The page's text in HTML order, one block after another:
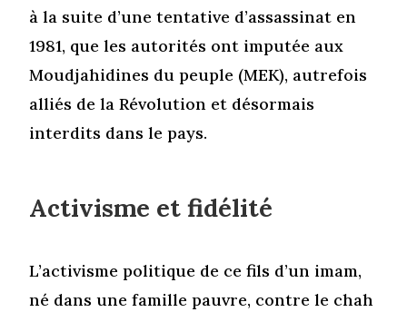
à la suite d’une tentative d’assassinat en
1981, que les autorités ont imputée aux
Moudjahidines du peuple (MEK), autrefois
alliés de la Révolution et désormais
interdits dans le pays.
Activisme et fidélité
L’activisme politique de ce fils d’un imam,
né dans une famille pauvre, contre le chah